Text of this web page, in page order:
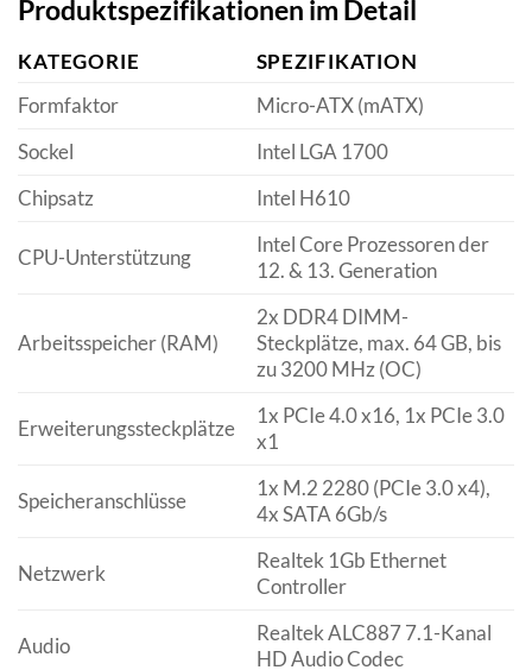
Produktspezifikationen im Detail
KATEGORIE
SPEZIFIKATION
Formfaktor
Micro-ATX (mATX)
Sockel
Intel LGA 1700
Chipsatz
Intel H610
CPU-Unterstützung
Intel Core Prozessoren der
12. & 13. Generation
Arbeitsspeicher (RAM)
2x DDR4 DIMM-
Steckplätze, max. 64 GB, bis
zu 3200 MHz (OC)
Erweiterungssteckplätze
1x PCIe 4.0 x16, 1x PCIe 3.0
x1
Speicheranschlüsse
1x M.2 2280 (PCIe 3.0 x4),
4x SATA 6Gb/s
Netzwerk
Realtek 1Gb Ethernet
Controller
Audio
Realtek ALC887 7.1-Kanal
HD Audio Codec